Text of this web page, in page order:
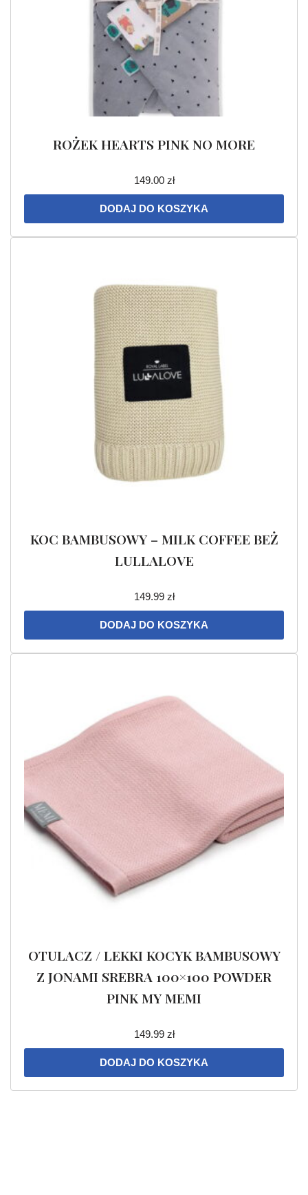
ROŻEK HEARTS PINK NO MORE
149.00 zł
DODAJ DO KOSZYKA
KOC BAMBUSOWY – MILK COFFEE BEŻ
LULLALOVE
149.99 zł
DODAJ DO KOSZYKA
OTULACZ / LEKKI KOCYK BAMBUSOWY
Z JONAMI SREBRA 100×100 POWDER
PINK MY MEMI
149.99 zł
DODAJ DO KOSZYKA